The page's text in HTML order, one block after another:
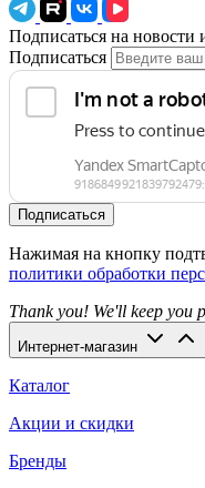
Подписаться на новости
Подписаться
Подписаться
Нажимая на кнопку
политики обработки
Thank you! We'll keep you
Интернет-магазин
Каталог
Акции и скидки
Бренды